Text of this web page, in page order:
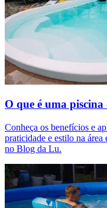
O que é uma
Conheça os benefícios e
praticidade e estilo na
no Blog da Lu.